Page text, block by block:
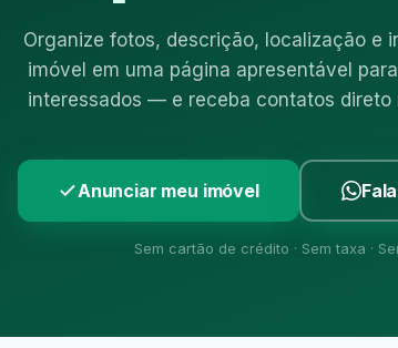
Organize fotos, descrição, localização e
imóvel em uma página apresentável
interessados — e receba contatos direto
Anunciar meu imóvel
Sem cartão de crédito · Sem taxa ·